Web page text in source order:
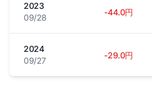
2023
09/28
-44.0円
2024
09/27
-29.0円